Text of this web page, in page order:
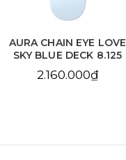
AURA CHAIN EYE LOVE
SKY BLUE DECK 8.125
2.160.000₫